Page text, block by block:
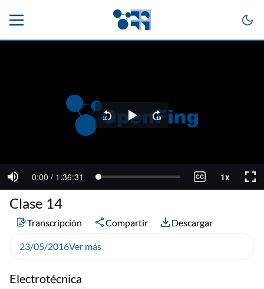
Electrotécnica
Clase 14
Transcripción Compartir Descargar
23/05/2016Ver más